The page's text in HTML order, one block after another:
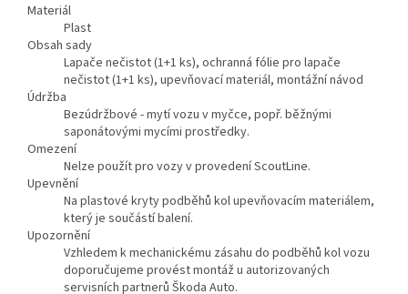
Materiál
Plast
Obsah sady
Lapače nečistot (1+1 ks), ochranná fólie pro lapače
nečistot (1+1 ks), upevňovací materiál, montážní návod
Údržba
Bezúdržbové - mytí vozu v myčce, popř. běžnými
saponátovými mycími prostředky.
Omezení
Nelze použít pro vozy v provedení ScoutLine.
Upevnění
Na plastové kryty podběhů kol upevňovacím materiálem,
který je součástí balení.
Upozornění
Vzhledem k mechanickému zásahu do podběhů kol vozu
doporučujeme provést montáž u autorizovaných
servisních partnerů Škoda Auto.